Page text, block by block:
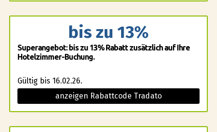
bis zu 13%
Superangebot: bis zu 13% Rabatt zusätzlich auf Ihre
Hotelzimmer-Buchung.
Gültig bis 16.02.26.
anzeigen Rabattcode Tradato